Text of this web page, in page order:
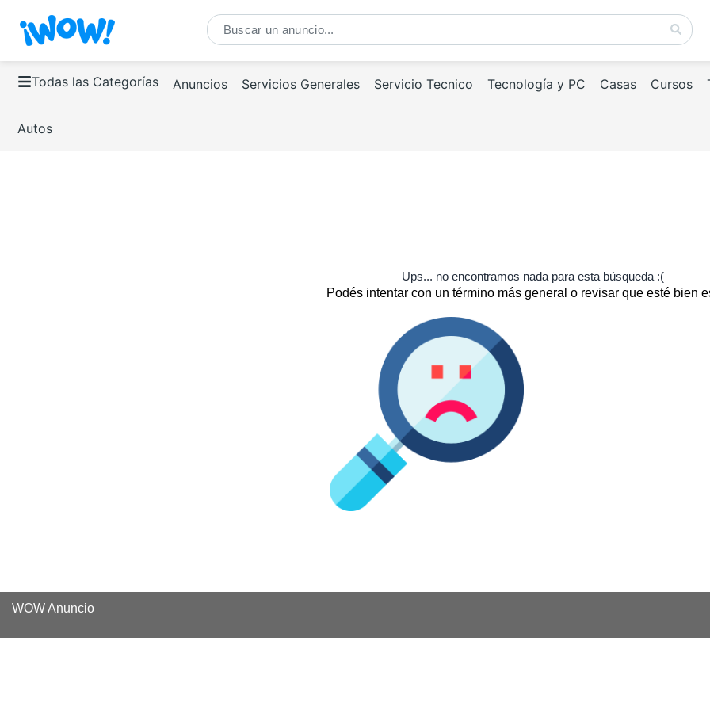
Todas las Categorías Anuncios Servicios Generales Servicio Tecnico Tecnología y PC Casas Cursos
Autos
Ups... no encontramos nada para esta búsqueda :(
Podés intentar con un término más general o revisar que esté bien
WOW Anuncio